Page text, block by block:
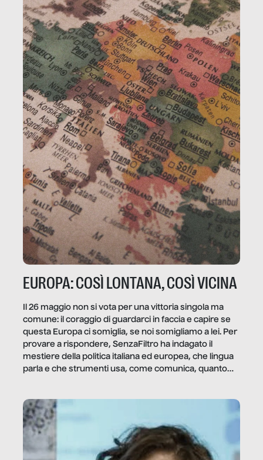
EUROPA: COSÌ LONTANA, COSÌ VICINA
Il 26 maggio non si vota per una vittoria singola ma
comune: il coraggio di guardarci in faccia e capire se
questa Europa ci somiglia, se noi somigliamo a lei. Per
provare a rispondere, SenzaFiltro ha indagato il
mestiere della politica italiana ed europea, che lingua
parla e che strumenti usa, come comunica, quanto